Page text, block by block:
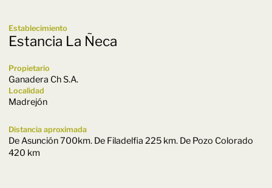
Establecimiento
Estancia La Ñeca
Propietario
Ganadera Ch S.A.
Localidad
Madrejón
Distancia aproximada
De Asunción 700km. De Filadelfia 225 km. De Pozo Colorado
420 km